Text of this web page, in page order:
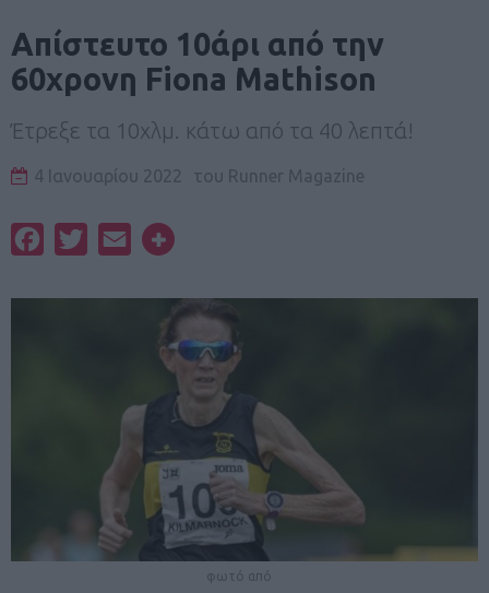
Απίστευτο 10άρι από την
60χρονη Fiona Mathison
Έτρεξε τα 10χλμ. κάτω από τα 40 λεπτά!
4 Ιανουαρίου 2022 του Runner Magazine
FacebookTwitterEmail
φωτό από